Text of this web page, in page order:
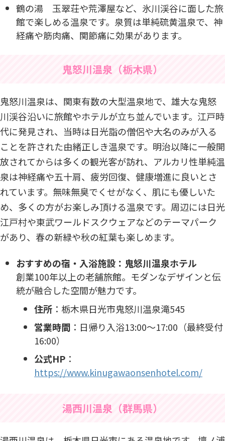
鶴の湯 玉翠荘や荒澤屋など、氷川渓谷に面した旅
館で楽しめる温泉です。泉質は単純硫黄温泉で、神
経痛や筋肉痛、関節痛に効果があります。
鬼怒川温泉（栃木県）
鬼怒川温泉は、関東有数の大型温泉地で、雄大な鬼怒
川渓谷沿いに旅館やホテルが立ち並んでいます。江戸時
代に発見され、当時は日光詣の僧侶や大名のみが入る
ことを許された由緒正しき温泉です。明治以降に一般開
放されてからは多くの観光客が訪れ、アルカリ性単純温
泉は神経痛や五十肩、疲労回復、健康増進に良いとさ
れています。無味無臭でくせがなく、肌にも優しいた
め、多くの方がお楽しみ頂ける温泉です。周辺には日光
江戸村や東武ワールドスクウェアなどのテーマパーク
があり、春の新緑や秋の紅葉も楽しめます。
おすすめの宿・入浴施設：鬼怒川温泉ホテル
創業100年以上の老舗旅館。モダンなデザインと伝
統が融合した空間が魅力です。
住所 ：​栃木県日光市鬼怒川温泉滝545​
営業時間 ：​日帰り入浴13:00～17:00（最終受付
16:00）​
公式HP ：
https://www.kinugawaonsenhotel.com/
湯西川温泉（群馬県）